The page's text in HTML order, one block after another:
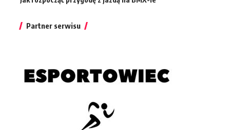
Partner serwisu